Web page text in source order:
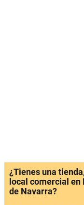
¿Tienes una
local comercial en
de Navarra?